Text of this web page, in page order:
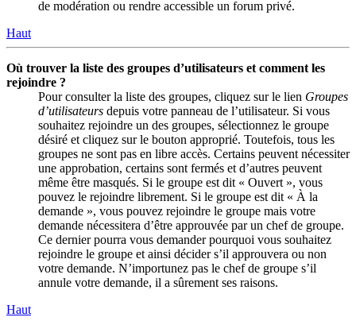
de modération ou rendre accessible un forum privé.
Haut
Où trouver la liste des groupes d’utilisateurs et comment les
rejoindre ?
Pour consulter la liste des groupes, cliquez sur le lien Groupes
d’utilisateurs depuis votre panneau de l’utilisateur. Si vous
souhaitez rejoindre un des groupes, sélectionnez le groupe
désiré et cliquez sur le bouton approprié. Toutefois, tous les
groupes ne sont pas en libre accès. Certains peuvent nécessiter
une approbation, certains sont fermés et d’autres peuvent
même être masqués. Si le groupe est dit « Ouvert », vous
pouvez le rejoindre librement. Si le groupe est dit « À la
demande », vous pouvez rejoindre le groupe mais votre
demande nécessitera d’être approuvée par un chef de groupe.
Ce dernier pourra vous demander pourquoi vous souhaitez
rejoindre le groupe et ainsi décider s’il approuvera ou non
votre demande. N’importunez pas le chef de groupe s’il
annule votre demande, il a sûrement ses raisons.
Haut